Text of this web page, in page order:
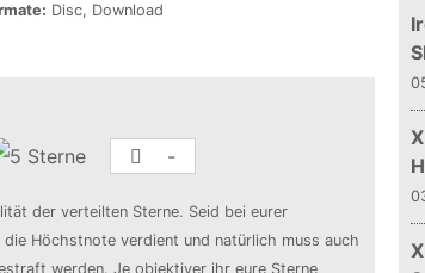
Disc, Download
-
der verteilten Sterne. Seid bei eurer
Höchstnote verdient und natürlich muss auch
werden. Je objektiver ihr eure Sterne